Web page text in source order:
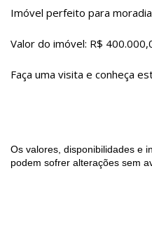
Imóvel perfeito para
Valor do imóvel: R$
Faça uma visita e conheça
Os valores, disponibilidades e
podem sofrer alterações sem